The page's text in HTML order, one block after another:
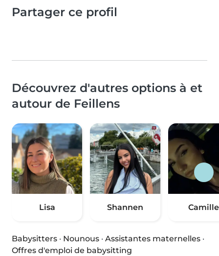
Partager ce profil
Découvrez d'autres options à et
autour de Feillens
Lisa Shannen Camille
Babysitters · Nounous · Assistantes maternelles ·
Offres d'emploi de babysitting